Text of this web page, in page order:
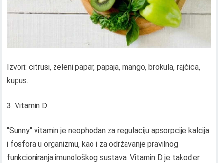
Izvori: citrusi, zeleni papar, papaja, mango, brokula, rajčica,
kupus.
Vitamin D
"Sunny" vitamin je neophodan za regulaciju apsorpcije kalcija
i fosfora u organizmu, kao i za održavanje pravilnog
funkcioniranja imunološkog sustava. Vitamin D je također